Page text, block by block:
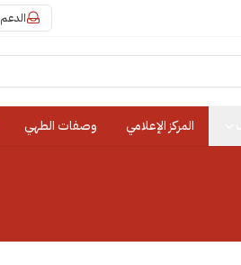
الدعم
المركز الإعلامي وصفات الطهي